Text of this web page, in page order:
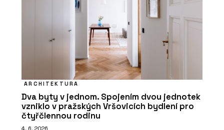
ARCHITEKTURA
Dva byty v jednom. Spojením dvou jednotek
vzniklo v pražských Vršovicích bydlení pro
čtyřčlennou rodinu